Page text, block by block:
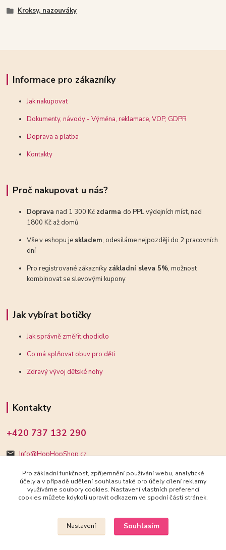
Kroksy, nazouváky
Informace pro zákazníky
Jak nakupovat
Dokumenty, návody - Výměna, reklamace, VOP, GDPR
Doprava a platba
Kontakty
Proč nakupovat u nás?
Dopravanad 1 300 Kč zdarma do PPL výdejních míst, nad
1800 Kč až domů
Vše v eshopu je skladem, odesíláme nejpozději do 2 pracovních
dní
Pro registrované zákazníky základní sleva 5%, možnost
kombinovat se slevovými kupony
Jak vybírat botičky
Jak správně změřit chodidlo
Co má splňovat obuv pro děti
Zdravý vývoj dětské nohy
Kontakty
+420 737 132 290
Info@HopHopShop.cz
Upravit sběr cookies.
Pro základní funkčnost, zpříjemnění používání webu, analytické
účely a v případě udělení souhlasu také pro účely cílení reklamy
využíváme soubory cookies. Nastavení vlastních preferencí
cookies můžete kdykoli upravit odkazem ve spodní části stránek.
Nastavení Souhlasím